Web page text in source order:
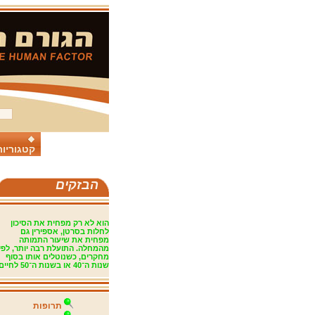
הבזקים
הוא לא רק מפחית את הסיכון
לחלות בסרטן, אספירין גם
מפחית את שיעור התמותה
מהמחלה. התועלת רבה יותר, לפי
מחקרים, כשנוטלים אותו בסוף
שנות ה־40 או בשנות ה־50 לחיים.
תרופות